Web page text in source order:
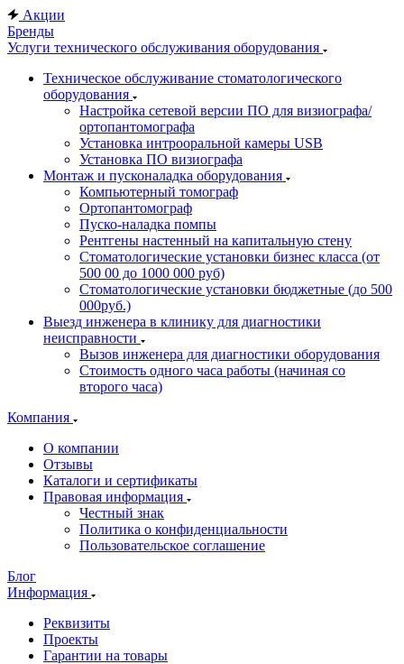
Акции
Бренды
Услуги технического обслуживания оборудования
Техническое обслуживание стоматологического
оборудования
Настройка сетевой версии ПО для визиографа/
ортопантомографа
Установка интрооральной камеры USB
Установка ПО визиографа
Монтаж и пусконаладка оборудования
Компьютерный томограф
Ортопантомограф
Пуско-наладка помпы
Рентгены настенный на капитальную стену
Стоматологические установки бизнес класса (от
500 00 до 1000 000 руб)
Стоматологические установки бюджетные (до 500
000руб.)
Выезд инженера в клинику для диагностики
неисправности
Вызов инженера для диагностики оборудования
Стоимость одного часа работы (начиная со
второго часа)
Компания
О компании
Отзывы
Каталоги и сертификаты
Правовая информация
Честный знак
Политика о конфиденциальности
Пользовательское соглашение
Блог
Информация
Реквизиты
Проекты
Гарантии на товары